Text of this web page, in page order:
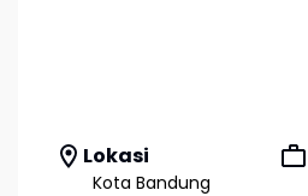
Lokasi
Kota Bandung